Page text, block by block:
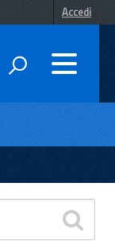
Accedi